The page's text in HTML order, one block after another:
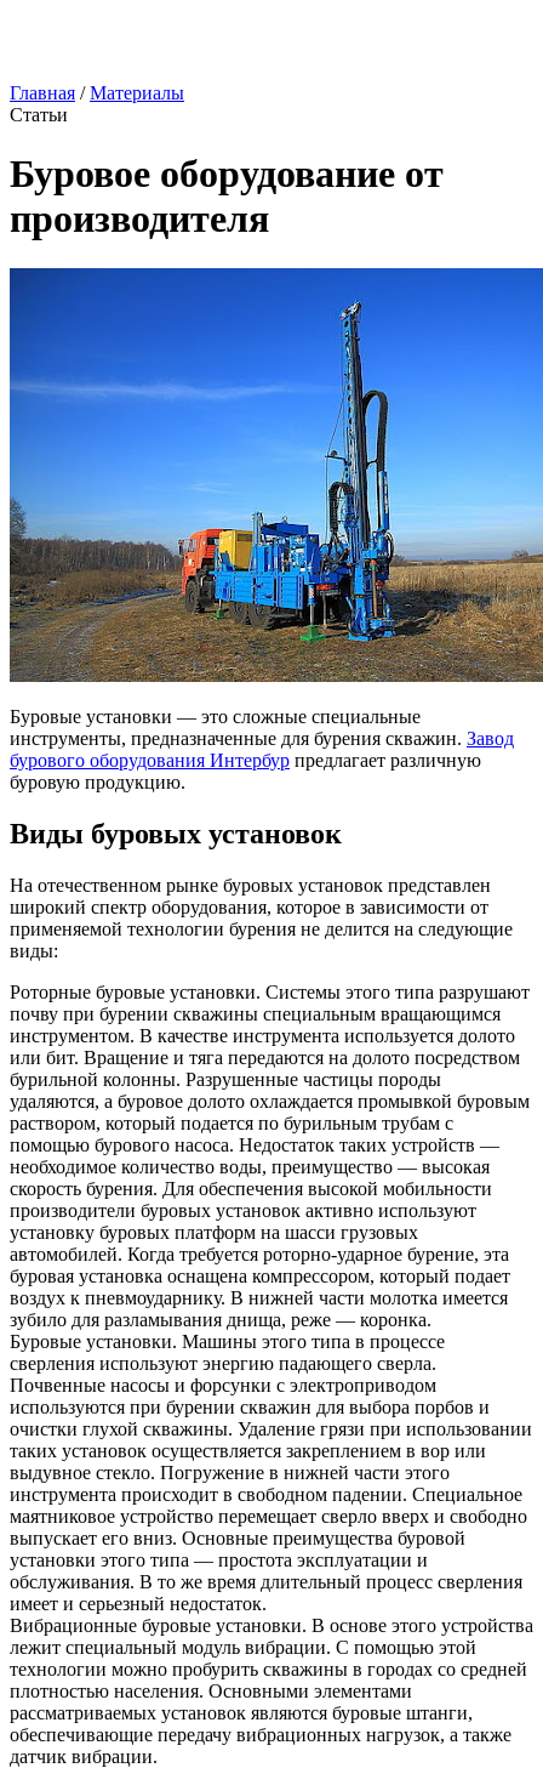
Главная /Материалы
Статьи
Буровое оборудование от
производителя
Буровые установки — это сложные специальные
инструменты, предназначенные для бурения скважин. Завод
бурового оборудования Интербур предлагает различную
буровую продукцию.
Виды буровых установок
На отечественном рынке буровых установок представлен
широкий спектр оборудования, которое в зависимости от
применяемой технологии бурения не делится на следующие
виды:
Роторные буровые установки. Системы этого типа разрушают
почву при бурении скважины специальным вращающимся
инструментом. В качестве инструмента используется долото
или бит. Вращение и тяга передаются на долото посредством
бурильной колонны. Разрушенные частицы породы
удаляются, а буровое долото охлаждается промывкой буровым
раствором, который подается по бурильным трубам с
помощью бурового насоса. Недостаток таких устройств —
необходимое количество воды, преимущество — высокая
скорость бурения. Для обеспечения высокой мобильности
производители буровых установок активно используют
установку буровых платформ на шасси грузовых
автомобилей. Когда требуется роторно-ударное бурение, эта
буровая установка оснащена компрессором, который подает
воздух к пневмоударнику. В нижней части молотка имеется
зубило для разламывания днища, реже — коронка.
Буровые установки. Машины этого типа в процессе
сверления используют энергию падающего сверла.
Почвенные насосы и форсунки с электроприводом
используются при бурении скважин для выбора порбов и
очистки глухой скважины. Удаление грязи при использовании
таких установок осуществляется закреплением в вор или
выдувное стекло. Погружение в нижней части этого
инструмента происходит в свободном падении. Специальное
маятниковое устройство перемещает сверло вверх и свободно
выпускает его вниз. Основные преимущества буровой
установки этого типа — простота эксплуатации и
обслуживания. В то же время длительный процесс сверления
имеет и серьезный недостаток.
Вибрационные буровые установки. В основе этого устройства
лежит специальный модуль вибрации. С помощью этой
технологии можно пробурить скважины в городах со средней
плотностью населения. Основными элементами
рассматриваемых установок являются буровые штанги,
обеспечивающие передачу вибрационных нагрузок, а также
датчик вибрации.